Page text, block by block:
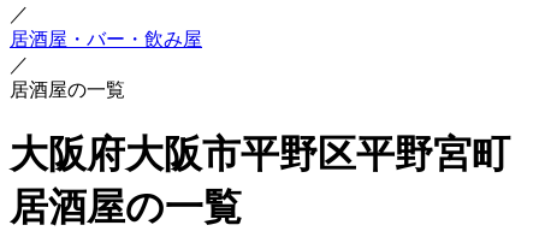
／
居酒屋・バー・飲み屋
／
居酒屋の一覧
大阪府大阪市平野区平野宮町
居酒屋の一覧